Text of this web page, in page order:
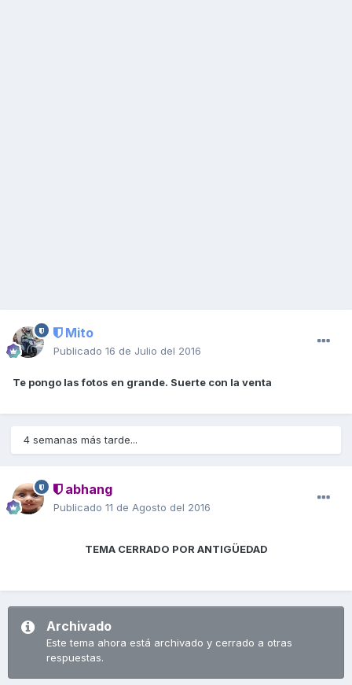
Mito
Publicado 16 de Julio del 2016
Te pongo las fotos en grande. Suerte con la venta
4 semanas más tarde...
abhang
Publicado 11 de Agosto del 2016
TEMA CERRADO POR ANTIGÜEDAD
Archivado
Este tema ahora está archivado y cerrado a otras
respuestas.